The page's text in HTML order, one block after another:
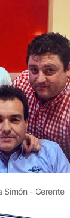
Simón - Gerente